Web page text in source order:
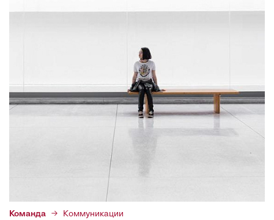
Команда Коммуникации